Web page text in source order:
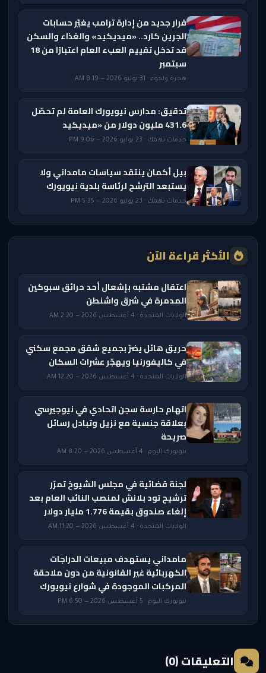
قرار جديد من إدارة ترامب يغيّر حسابات
الجرين كارد.. «ميديكيد» والغذاء والسكن
قد تدخل تقييم العبء العام اعتبارًا من 18
سبتمبر
هجرة ولجوء · 31 يوليو 2026 — 8:19 AM
تدقيق: مدارس نيويورك العامة لم تحصّل
431.6 مليون دولار من «ميديكيد
خدمات تهمك · 23 يوليو 2026 — 9:06 PM
بيل أكمان ينتقد سياسات مامداني ولا
يستبعد الترشح لرئاسة بلدية نيويورك
خدمات تهمك · 23 يوليو 2026 — 5:35 PM
الأكثر قراءة الآن
اعتقال مشتبه بإشعال أحد حرائق سبوكين
المدمرة في شرق واشنطن
الولايات المتحدة · 4 أغسطس 2026 — 2:20 AM
حريق هائل يضرّ بجميع شقق مجمع سكني
في كاليفورنيا ويهجّر عشرات السكان
الولايات المتحدة · 4 أغسطس 2026 — 12:20 AM
اتهام حارسة سجن اتحادي في نيوجيرسي
بعلاقة جنسية مع نزيل وتبادل رسائل
صريحة
نيويورك اليوم · 4 أغسطس 2026 — 8:20 AM
لجنة قضائية في مجلس الشيوخ تمرّر
ترشيح تود بلانش لمنصب النائب العام بعد
إلغاء صندوق بقيمة 1.776 مليار دولار
الولايات المتحدة · 4 أغسطس 2026 — 11:20 AM
مامداني يستهدف مبيعات الدراجات
الكهربائية غير القانونية من دون ملاحقة
المركبات الموجودة في شوارع نيويورك
نيويورك اليوم · 5 أغسطس 2026 — 6:50 PM
التعليقات (0)